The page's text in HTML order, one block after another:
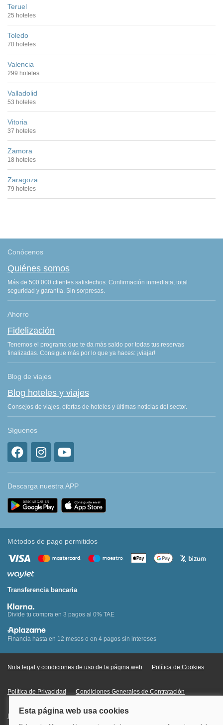
Teruel
25 hoteles
Toledo
70 hoteles
Valencia
299 hoteles
Valladolid
53 hoteles
Vitoria
37 hoteles
Zamora
18 hoteles
Zaragoza
79 hoteles
Conócenos
Quiénes somos
Más de 500.000 clientes satisfechos. Confirmación inmediata, total
seguridad y garantía. Sin sorpresas.
Ahorro
Fidelización
Tenemos el programa que te da más saldo por todas tus reservas
finalizadas. Consigue más por lo que ya haces: ¡viajar!
Blog de viajes
Blog hoteles y viajes
Consejos de viajes, ofertas de hoteles y últimas noticias del sector.
Síguenos
Descarga nuestra APP
Métodos de pago permitidos
Transferencia bancaria
Divide tu compra en 3 pagos al 0% TAE
Financia hasta en 12 meses o en 4 pagos sin intereses
Nota legal y condiciones de uso de la página web Política de Cookies
Política de Privacidad Condiciones Generales de Contratación
Información Legal sobre Mercados en Línea